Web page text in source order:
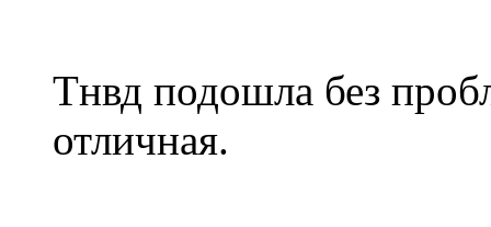
Тнвд подошла без
отличная.